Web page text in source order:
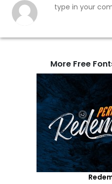
More Free